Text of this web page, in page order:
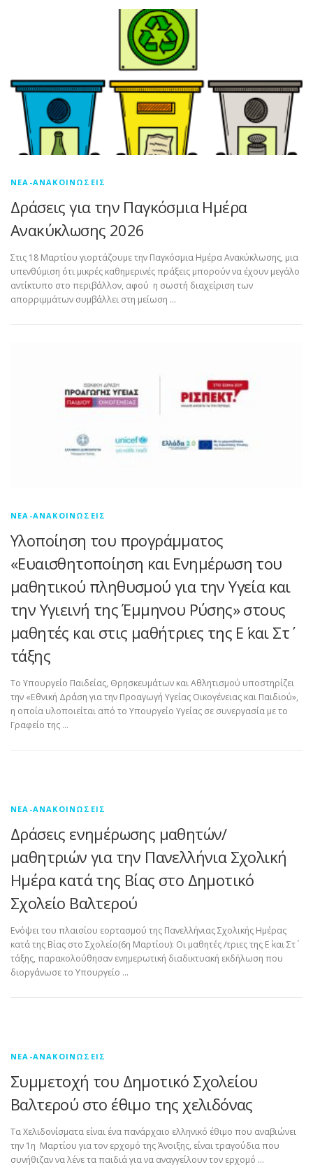
ΝΈΑ-ΑΝΑΚΟΙΝΏΣΕΙΣ
Δράσεις για την Παγκόσμια Ημέρα
Ανακύκλωσης 2026
Στις 18 Μαρτίου γιορτάζουμε την Παγκόσμια Ημέρα Ανακύκλωσης, μια
υπενθύμιση ότι μικρές καθημερινές πράξεις μπορούν να έχουν μεγάλο
αντίκτυπο στο περιβάλλον, αφού η σωστή διαχείριση των
απορριμμάτων συμβάλλει στη μείωση …
ΝΈΑ-ΑΝΑΚΟΙΝΏΣΕΙΣ
Υλοποίηση του προγράμματος
«Ευαισθητοποίηση και Ενημέρωση του
μαθητικού πληθυσμού για την Υγεία και
την Υγιεινή της Έμμηνου Ρύσης» στους
μαθητές και στις μαθήτριες της Ε΄ και Στ΄
τάξης
Το Υπουργείο Παιδείας, Θρησκευμάτων και Αθλητισμού υποστηρίζει
την «Εθνική Δράση για την Προαγωγή Υγείας Οικογένειας και Παιδιού»,
η οποία υλοποιείται από το Υπουργείο Υγείας σε συνεργασία με το
Γραφείο της …
ΝΈΑ-ΑΝΑΚΟΙΝΏΣΕΙΣ
Δράσεις ενημέρωσης μαθητών/
μαθητριών για την Πανελλήνια Σχολική
Ημέρα κατά της Βίας στο Δημοτικό
Σχολείο Βαλτερού
Ενόψει του πλαισίου εορτασμού της Πανελλήνιας Σχολικής Ημέρας
κατά της Βίας στο Σχολείο(6η Μαρτίου): Οι μαθητές /τριες της Ε΄ και Στ΄
τάξης, παρακολούθησαν ενημερωτική διαδικτυακή εκδήλωση που
διοργάνωσε το Υπουργείο …
ΝΈΑ-ΑΝΑΚΟΙΝΏΣΕΙΣ
Συμμετοχή του Δημοτικό Σχολείου
Βαλτερού στο έθιμο της χελιδόνας
Τα Χελιδονίσματα είναι ένα πανάρχαιο ελληνικό έθιμο που αναβιώνει
την 1η Μαρτίου για τον ερχομό της Άνοιξης, είναι τραγούδια που
συνήθιζαν να λένε τα παιδιά για να αναγγείλουν τον ερχομό …